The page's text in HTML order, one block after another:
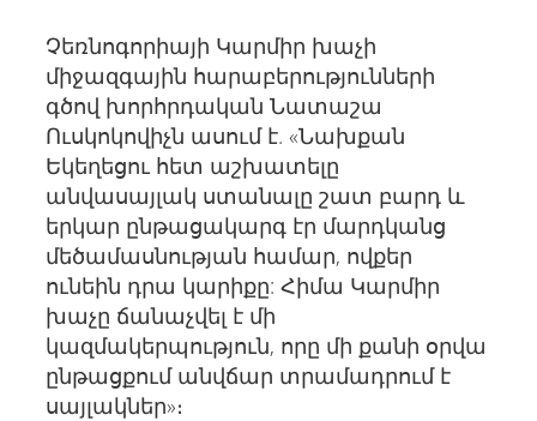
Չեռնոգորիայի Կարմիր խաչի
միջազգային հարաբերությունների
գծով խորհրդական Նատաշա
Ուսկոկովիչն ասում է. «Նախքան
Եկեղեցու հետ աշխատելը
անվասայլակ ստանալը շատ բարդ և
երկար ընթացակարգ էր մարդկանց
մեծամասնության համար, ովքեր
ունեին դրա կարիքը: Հիմա Կարմիր
խաչը ճանաչվել է մի
կազմակերպություն, որը մի քանի օրվա
ընթացքում անվճար տրամադրում է
սայլակներ»։